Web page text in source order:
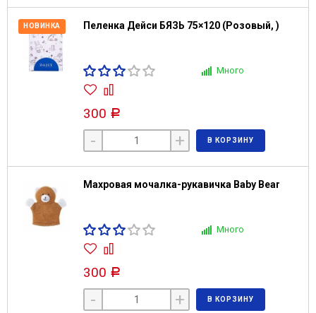
НОВИНКА Пеленка Дейси БЯЗЬ 75×120 (Розовый, )
Много
300 Р
- + В КОРЗИНУ
Махровая мочалка-рукавичка Baby Bear
Много
300 Р
- + В КОРЗИНУ